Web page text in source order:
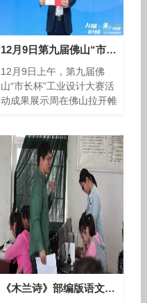
12月9日第九届佛山“市长杯”工业设计大赛活动成果展示周在城创中心举办
12月9日上午，第九届佛
山“市长杯”工业设计大赛活
动成果展示周在佛山拉开帷
的广东工业设计城创新中心
同步开展系列精彩活动。本
次大赛由佛山市人民政府
《木兰诗》部编版语文七年级下册课堂教学视频实录-执教老师-刘靖